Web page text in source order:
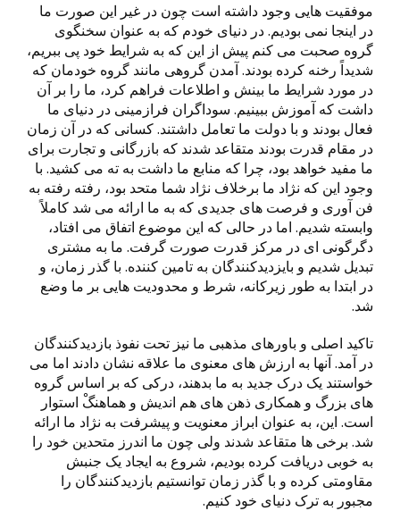
موفقیت هایی وجود داشته است چون در غیر این صورت ما
در اینجا نمی بودیم. در دنیای خودم که به عنوان سخنگوی
گروه صحبت می کنم پیش از این که به شرایط خود پی ببریم،
شدیداً رخنه کرده بودند. آمدن گروهی مانند گروه خودمان که
در مورد شرایط ما بینش و اطلاعات فراهم کرد، ما را بر آن
داشت که آموزش ببینیم. سوداگران فرازمینی در دنیای ما
فعال بودند و با دولت ما تعامل داشتند. کسانی که در آن زمان
در مقام قدرت بودند متقاعد شدند که بازرگانی و تجارت برای
ما مفید خواهد بود، چرا که منابع ما داشت به ته می کشید. با
وجود این که نژاد ما برخلاف نژاد شما متحد بود، رفته رفته به
فن آوری و فرصت های جدیدی که به ما ارائه می شد کاملاً
وابسته شدیم. اما در حالی که این موضوع اتفاق می افتاد،
دگرگونی ای در مرکز قدرت صورت گرفت. ما به مشتری
تبدیل شدیم و بایزدیدکنندگان به تامین کننده. با گذر زمان، و
در ابتدا به طور زیرکانه، شرط و محدودیت هایی بر ما وضع
شد.
تاکید اصلی و باورهای مذهبی ما نیز تحت نفوذ بازدیدکنندگان
در آمد. آنها به ارزش های معنوی ما علاقه نشان دادند اما می
خواستند یک درک جدید به ما بدهند، درکی که بر اساس گروه
های بزرگ و همکاری ذهن های هم اندیش و هماهنگْ استوار
است. این، به عنوان ابراز معنویت و پیشرفت به نژاد ما ارائه
شد. برخی ها متقاعد شدند ولی چون ما اندرز متحدین خود را
به خوبی دریافت کرده بودیم، شروع به ایجاد یک جنبش
مقاومتی کرده و با گذر زمان توانستیم بازدیدکنندگان را
مجبور به ترک دنیای خود کنیم.